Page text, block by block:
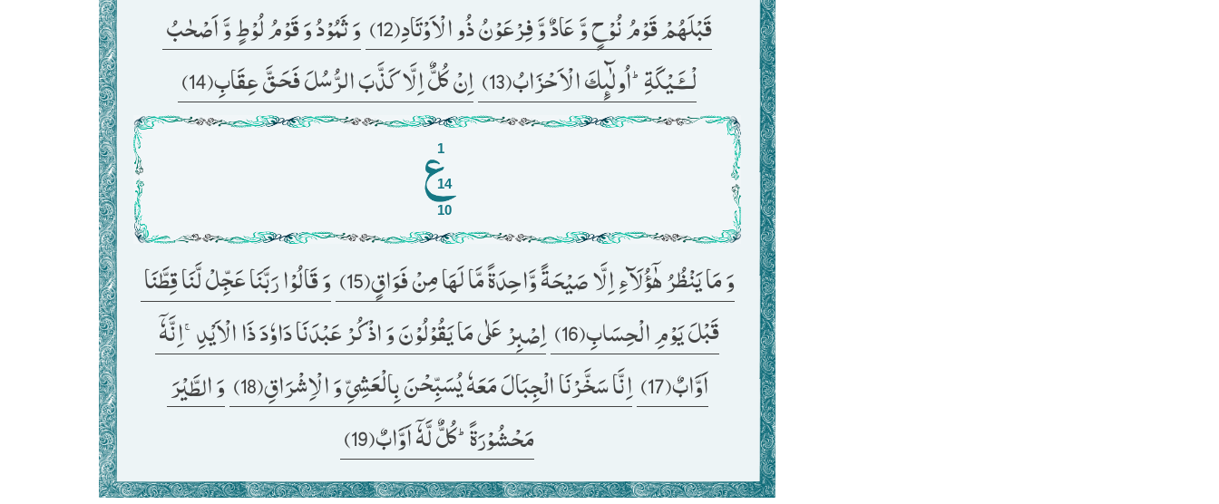
قَبْلَهُمْ قَوْمُ نُوْحٍ وَّ عَادٌ وَّ فِرْعَوْنُ ذُو الْاَوْتَادِ(12)
لْــٴَـیْكَةِؕ-اُولٰٓىٕكَ الْاَحْزَابُ(13)
اِنْ كُلٌّ اِلَّا كَذَّبَ الرُّسُلَ فَحَقَّ عِقَابِ(14)
1
14
10
وَ مَا یَنْظُرُ هٰۤؤُلَآءِ اِلَّا صَیْحَةً وَّاحِدَةً مَّا لَهَا مِنْ فَوَاقٍ(15)
قَبْلَ یَوْمِ الْحِسَابِ(16)
اَوَّابٌ(17)
اِنَّا سَخَّرْنَا الْجِبَالَ مَعَهٗ یُسَبِّحْنَ بِالْعَشِیِّ وَ الْاِشْرَاقِ(18)
مَحْشُوْرَةًؕ-كُلٌّ لَّهٗۤ اَوَّابٌ(19)